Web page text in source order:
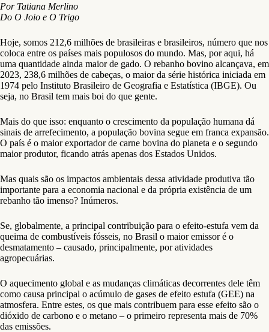
Por Tatiana Merlino
Do O Joio e O Trigo
Hoje, somos 212,6 milhões de brasileiras e brasileiros, número que nos
coloca entre os países mais populosos do mundo. Mas, por aqui, há
uma quantidade ainda maior de gado. O rebanho bovino alcançava, em
2023, 238,6 milhões de cabeças, o maior da série histórica iniciada em
1974 pelo Instituto Brasileiro de Geografia e Estatística (IBGE). Ou
seja, no Brasil tem mais boi do que gente.
Mais do que isso: enquanto o crescimento da população humana dá
sinais de arrefecimento, a população bovina segue em franca expansão.
O país é o maior exportador de carne bovina do planeta e o segundo
maior produtor, ficando atrás apenas dos Estados Unidos.
Mas quais são os impactos ambientais dessa atividade produtiva tão
importante para a economia nacional e da própria existência de um
rebanho tão imenso? Inúmeros.
Se, globalmente, a principal contribuição para o efeito-estufa vem da
queima de combustíveis fósseis, no Brasil o maior emissor é o
desmatamento – causado, principalmente, por atividades
agropecuárias.
O aquecimento global e as mudanças climáticas decorrentes dele têm
como causa principal o acúmulo de gases de efeito estufa (GEE) na
atmosfera. Entre estes, os que mais contribuem para esse efeito são o
dióxido de carbono e o metano – o primeiro representa mais de 70%
das emissões.